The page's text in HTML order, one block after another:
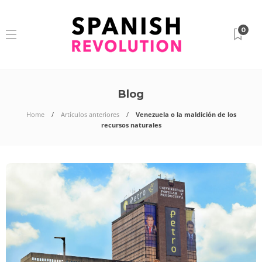
0
Blog
Home Artículos anteriores
Venezuela o la maldición de los
recursos naturales